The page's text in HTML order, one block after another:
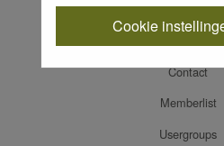
Cookie
Log in
Contact
Memberlist
Usergroups